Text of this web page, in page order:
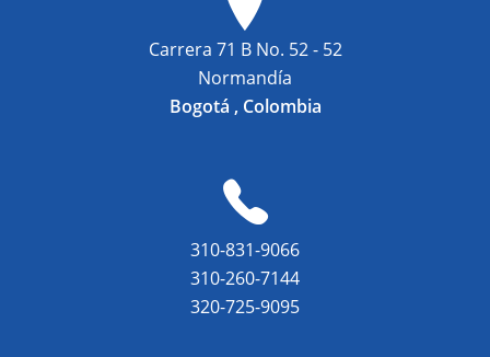
Carrera 71 B No. 52 - 52
Normandía
Bogotá , Colombia
310-831-9066
310-260-7144
320-725-9095